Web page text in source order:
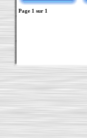
Page 1 sur 1